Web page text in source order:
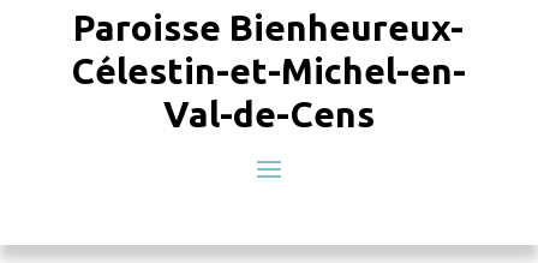
Paroisse Bienheureux-
Célestin-et-Michel-en-
Val-de-Cens